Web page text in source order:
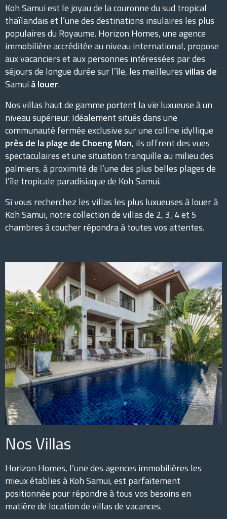
Koh Samui est le joyau de la couronne du sud tropical
thaïlandais et l’une des destinations insulaires les plus
populaires du Royaume. Horizon Homes, une agence
immobilière accréditée au niveau international, propose
aux vacanciers et aux personnes intéressées par des
séjours de longue durée sur l’île, les meilleuresvillas de
Samui à louer.
Nos villas haut de gamme portent la vie luxueuse à un
niveau supérieur. Idéalement situés dans une
communauté fermée exclusive sur une colline idyllique
près de la plage de Choeng Mon, ils offrent des vues
spectaculaires et une situation tranquille au milieu des
palmiers, à proximité de l’une des plus belles plages de
l’île tropicale paradisiaque de Koh Samui.
Si vous recherchez les villas les plus luxueuses à louer à
Koh Samui, notre collection de villas de 2, 3, 4 et 5
chambres à coucher répondra à toutes vos attentes.
Nos Villas
Horizon Homes, l’une des agences immobilières les
mieux établies à Koh Samui, est parfaitement
positionnée pour répondre à tous vos besoins en
matière de location de villas de vacances.